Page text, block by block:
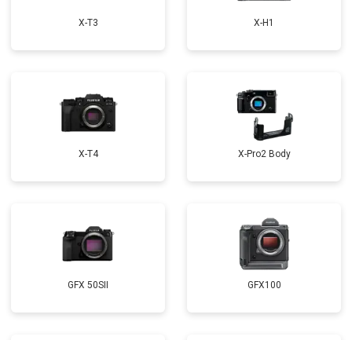
X-T3 X-H1
X-T4 X-Pro2 Body
GFX 50SII GFX100